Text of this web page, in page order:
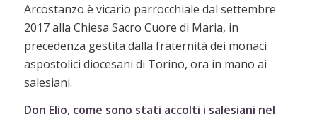
Arcostanzo è vicario parrocchiale dal settembre
2017 alla Chiesa Sacro Cuore di Maria, in
precedenza gestita dalla fraternità dei monaci
aspostolici diocesani di Torino, ora in mano ai
salesiani.
Don Elio, come sono stati accolti i salesiani nel